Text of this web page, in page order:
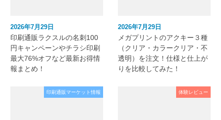
2026年7月29日
印刷通販ラクスルの名刺100
円キャンペーンやチラシ印刷
最大76%オフなど最新お得情
報まとめ！
2026年7月29日
メガプリントのアクキー３種
（クリア・カラークリア・不
透明）を注文！仕様と仕上が
りを比較してみた！
印刷通販マーケット情報 体験レビュー